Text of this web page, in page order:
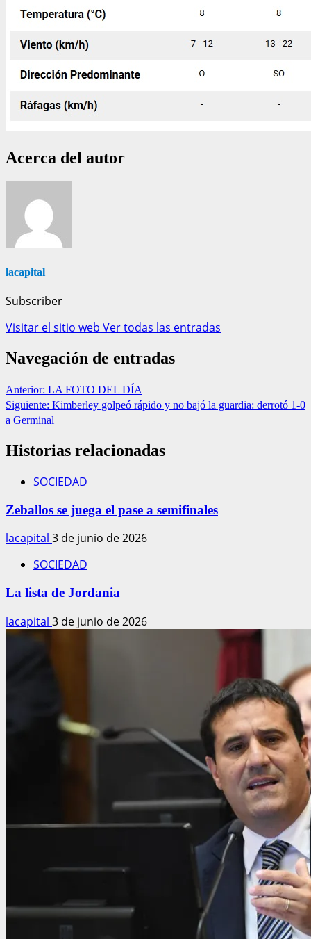
Acerca del autor
lacapital
Subscriber
Visitar el sitio web Ver todas las entradas
Navegación de entradas
Anterior: LA FOTO DEL DÍA
Siguiente: Kimberley golpeó rápido y no bajó la guardia: derrotó 1-0
a Germinal
Historias relacionadas
SOCIEDAD
Zeballos se juega el pase a semifinales
lacapital 3 de junio de 2026
SOCIEDAD
La lista de Jordania
lacapital 3 de junio de 2026